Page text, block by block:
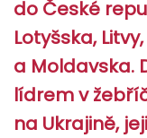
do České
Lotyšska,
a Moldavska.
lídrem v
na Ukrajině,